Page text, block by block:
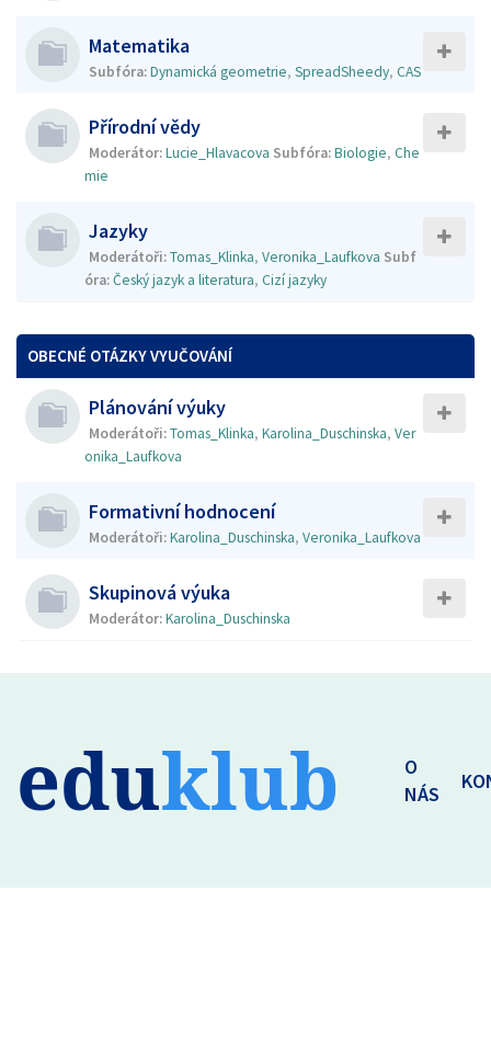
Matematika
Subfóra:Dynamická geometrie, SpreadSheedy, CAS
Přírodní vědy
Moderátor:Lucie_Hlavacova Subfóra:Biologie, Che
mie
Jazyky
Moderátoři:Tomas_Klinka, Veronika_Laufkova Subf
óra:Český jazyk a literatura, Cizí jazyky
OBECNÉ OTÁZKY VYUČOVÁNÍ
Plánování výuky
Moderátoři:Tomas_Klinka, Karolina_Duschinska, Ver
onika_Laufkova
Formativní hodnocení
Moderátoři:Karolina_Duschinska, Veronika_Laufkova
Skupinová výuka
Moderátor:Karolina_Duschinska
eduklub
O
NÁS